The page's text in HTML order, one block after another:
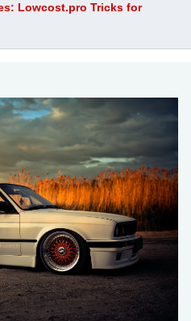
Lowcost.pro Tricks for